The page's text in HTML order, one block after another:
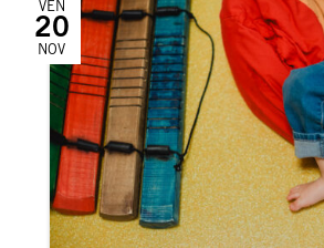
VEN
20
NOV